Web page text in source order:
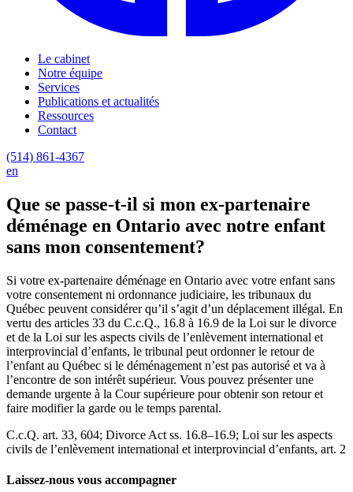
Le cabinet
Notre équipe
Services
Publications et actualités
Ressources
Contact
(514) 861-4367
en
Que se passe-t-il si mon ex-partenaire
déménage en Ontario avec notre enfant
sans mon consentement?
Si votre ex-partenaire déménage en Ontario avec votre enfant sans
votre consentement ni ordonnance judiciaire, les tribunaux du
Québec peuvent considérer qu’il s’agit d’un déplacement illégal. En
vertu des articles 33 du C.c.Q., 16.8 à 16.9 de la Loi sur le divorce
et de la Loi sur les aspects civils de l’enlèvement international et
interprovincial d’enfants, le tribunal peut ordonner le retour de
l’enfant au Québec si le déménagement n’est pas autorisé et va à
l’encontre de son intérêt supérieur. Vous pouvez présenter une
demande urgente à la Cour supérieure pour obtenir son retour et
faire modifier la garde ou le temps parental.
C.c.Q. art. 33, 604; Divorce Act ss. 16.8–16.9; Loi sur les aspects
civils de l’enlèvement international et interprovincial d’enfants, art. 2
Laissez-nous vous accompagner